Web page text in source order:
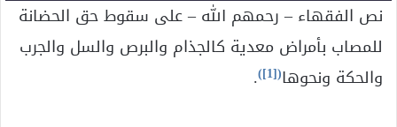
نص الفقهاء – رحمهم الله – على سقوط حق الحضانة
للمصاب بأمراض معدية كالجذام والبرص والسل والجرب
والحكة ونحوها(
[1]
)
.